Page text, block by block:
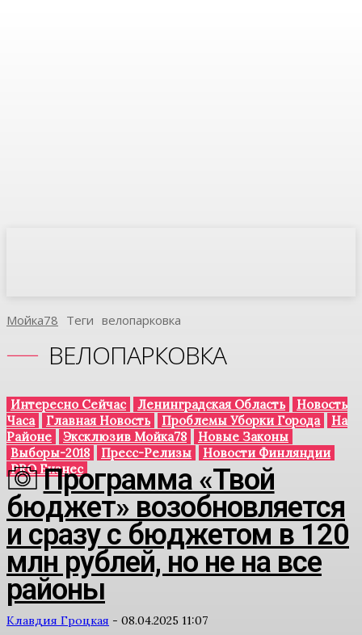
Мойка78 Теги Велопарковка
ВЕЛОПАРКОВКА
Интересно Сейчас Ленинградская Область
Новость
Часа
Главная Новость Проблемы Уборки Города
На
Районе
Эксклюзив Мойка78
Новые Законы
Выборы-2018
Пресс-Релизы
Новости Финляндии
PRO Бизнес
Программа «Твой
бюджет» возобновляется
и сразу с бюджетом в 120
млн рублей, но не на все
районы
Клавдия Гроцкая - 08.04.2025 11:07